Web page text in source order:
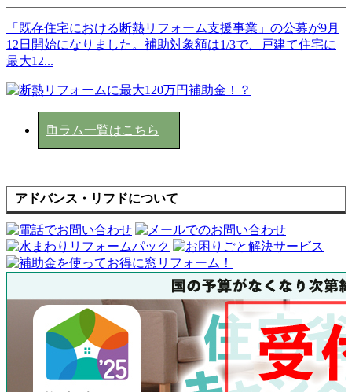
「既存住宅における断熱リフォーム支援事業」の公募が9月
12日開始になりました。補助対象額は1/3で、戸建て住宅に
最大12...
コラム一覧はこちら
アドバンス・リフドについて